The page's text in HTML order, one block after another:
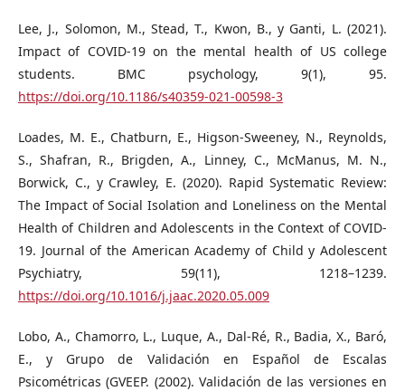
Lee, J., Solomon, M., Stead, T., Kwon, B., y Ganti, L. (2021).
Impact of COVID-19 on the mental health of US college
students. BMC psychology, 9(1), 95.
https://doi.org/10.1186/s40359-021-00598-3
Loades, M. E., Chatburn, E., Higson-Sweeney, N., Reynolds,
S., Shafran, R., Brigden, A., Linney, C., McManus, M. N.,
Borwick, C., y Crawley, E. (2020). Rapid Systematic Review:
The Impact of Social Isolation and Loneliness on the Mental
Health of Children and Adolescents in the Context of COVID-
19. Journal of the American Academy of Child y Adolescent
Psychiatry, 59(11), 1218–1239.
https://doi.org/10.1016/j.jaac.2020.05.009
Lobo, A., Chamorro, L., Luque, A., Dal-Ré, R., Badia, X., Baró,
E., y Grupo de Validación en Español de Escalas
Psicométricas (GVEEP. (2002). Validación de las versiones en